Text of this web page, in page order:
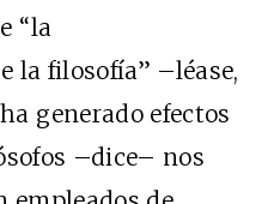
“la
la filosofía” –léase,
generado efectos
–dice– nos